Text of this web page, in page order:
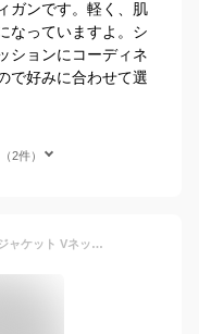
ガンです。軽く、肌
なっていますよ。シ
ションにコーディネ
で好みに合わせて選
2件）
[Match マッチ] カーディガン メンズ ジャケット Vネック セーター コットン ニット シンプル 無地 綿 長袖 ボタン 春秋冬 ビジネス トップス カジュアル 大きいサイズ(L， ブラック)